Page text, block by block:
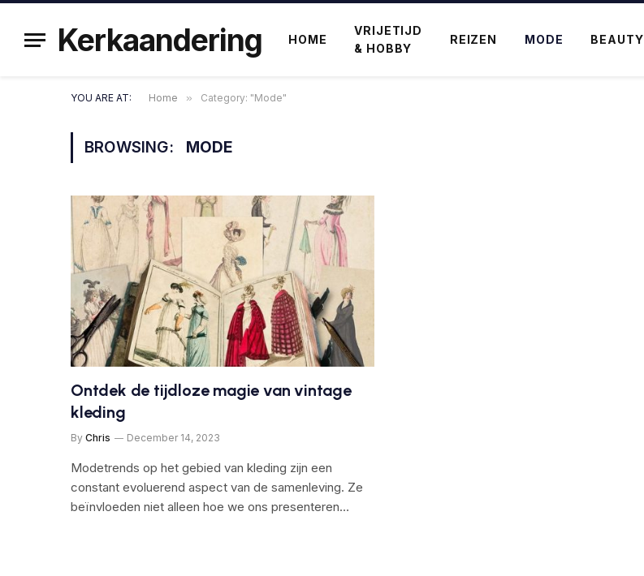
Kerkaandering HOME
VRIJETIJD
& HOBBY
REIZEN MODE BEAUTY
YOU ARE AT: Home » Category: "Mode"
BROWSING: MODE
Ontdek de tijdloze magie van vintage
kleding
By Chris December 14, 2023
Modetrends op het gebied van kleding zijn een
constant evoluerend aspect van de samenleving. Ze
beïnvloeden niet alleen hoe we ons presenteren…